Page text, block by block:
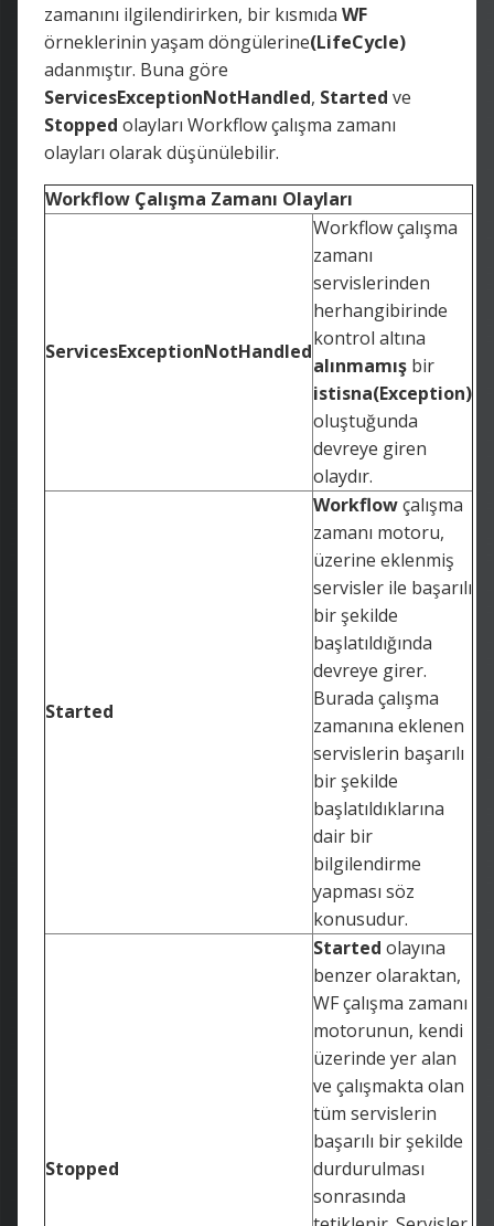
zamanını ilgilendirirken, bir kısmıda WF
örneklerinin yaşam döngülerine(LifeCycle)
adanmıştır. Buna göre
ServicesExceptionNotHandled, Started ve
Stopped olayları Workflow çalışma zamanı
olayları olarak düşünülebilir.
Workflow Çalışma Zamanı Olayları
ServicesExceptionNotHandled
Workflow çalışma
zamanı
servislerinden
herhangibirinde
kontrol altına
alınmamış bir
istisna(Exception)
oluştuğunda
devreye giren
olaydır.
Started
Workflowçalışma
zamanı motoru,
üzerine eklenmiş
servisler ile başarılı
bir şekilde
başlatıldığında
devreye girer.
Burada çalışma
zamanına eklenen
servislerin başarılı
bir şekilde
başlatıldıklarına
dair bir
bilgilendirme
yapması söz
konusudur.
Stopped
Started olayına
benzer olaraktan,
WF çalışma zamanı
motorunun, kendi
üzerinde yer alan
ve çalışmakta olan
tüm servislerin
başarılı bir şekilde
durdurulması
sonrasında